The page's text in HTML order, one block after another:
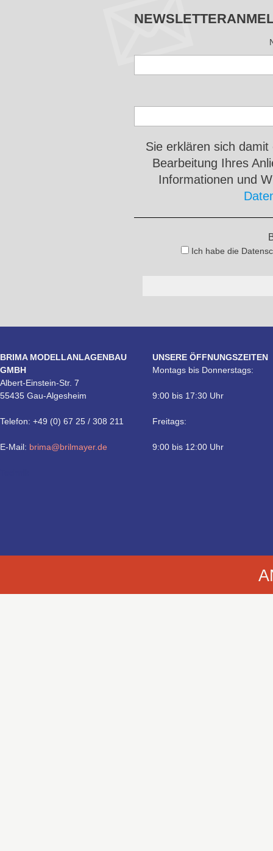
Sie erklären sich
Bearbeitung Ihres
Informationen und
Ich habe die
BRIMA MODELLANLAGENBAU
GMBH
Albert-Einstein-Str. 7
55435 Gau-Algesheim
Telefon: +49 (0) 67 25 / 308 211
E-Mail: brima@brilmayer.de
UNSERE ÖFFNUNGSZEITEN
Montags bis Donnerstags:
9:00 bis 17:30 Uhr
Freitags:
9:00 bis 12:00 Uhr